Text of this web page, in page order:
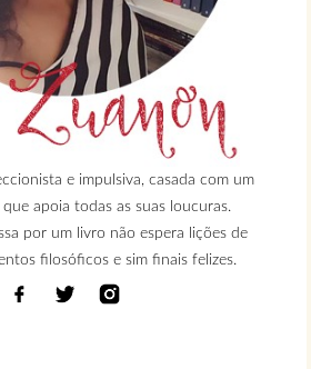
e impulsiva, casada com um
apoia todas as suas loucuras.
por um livro não espera lições de
filosóficos e sim finais felizes.